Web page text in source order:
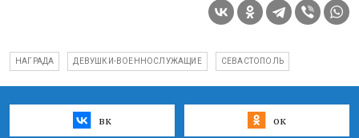
НАГРАДА ДЕВУШКИ-ВОЕННОСЛУЖАЩИЕ СЕВАСТОПОЛЬ
вк ок